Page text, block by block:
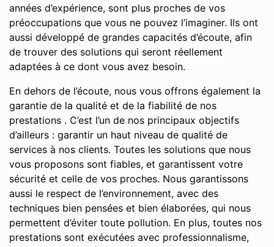
années d’expérience, sont plus proches de vos
préoccupations que vous ne pouvez l’imaginer. Ils ont
aussi développé de grandes capacités d’écoute, afin
de trouver des solutions qui seront réellement
adaptées à ce dont vous avez besoin.
En dehors de l’écoute, nous vous offrons également la
garantie de la qualité et de la fiabilité de nos
prestations . C’est l’un de nos principaux objectifs
d’ailleurs : garantir un haut niveau de qualité de
services à nos clients. Toutes les solutions que nous
vous proposons sont fiables, et garantissent votre
sécurité et celle de vos proches. Nous garantissons
aussi le respect de l’environnement, avec des
techniques bien pensées et bien élaborées, qui nous
permettent d’éviter toute pollution. En plus, toutes nos
prestations sont exécutées avec professionnalisme,